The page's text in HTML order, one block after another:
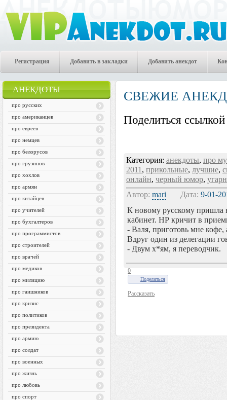
Регистрация Добавить в закладки Добавить анекдот
АНЕКДОТЫ
про русских
про американцев
про евреев
про немцев
про белорусов
про грузинов
про хохлов
про армян
про китайцев
про учителей
про бухгалтеров
про программистов
про строителей
про врачей
про медиков
про милицию
про гаишников
про кризис
про политиков
про президента
про армию
про солдат
про военных
про жизнь
про любовь
про спорт
СВЕЖИЕ
Поделиться ссылкой
Категория: анекдоты, про
2011, прикольные, лучшие,
онлайн, черный юмор,
Автор: mari Дата: 9-01-
К новому русскому пришла
кабинет. НР кричит в
- Валя, приготовь мне
Вдруг один из делегации
- Двум х*ям, я переводчик.
0
Поделиться
Рассказать